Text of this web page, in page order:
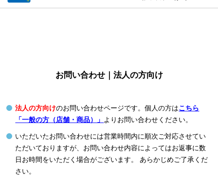
お問い合わせ｜法人の方向け
法人の方向けのお問い合わせページです。個人の方はこちら
「一般の方（店舗・商品）」 よりお問い合わせください。
いただいたお問い合わせには営業時間内に順次ご対応させてい
ただいておりますが、お問い合わせ内容によってはお返事に数
日お時間をいただく場合がございます。 あらかじめご了承くだ
さい。